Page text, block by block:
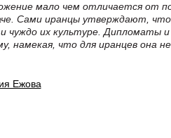
мало чем отличается от
Сами иранцы утверждают,
чуждо их культуре. Дипломаты
намекая, что для иранцев она
Ежова